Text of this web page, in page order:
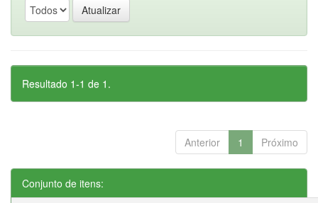
Resultado 1-1 de 1.
Anterior 1 Próximo
Conjunto de itens: